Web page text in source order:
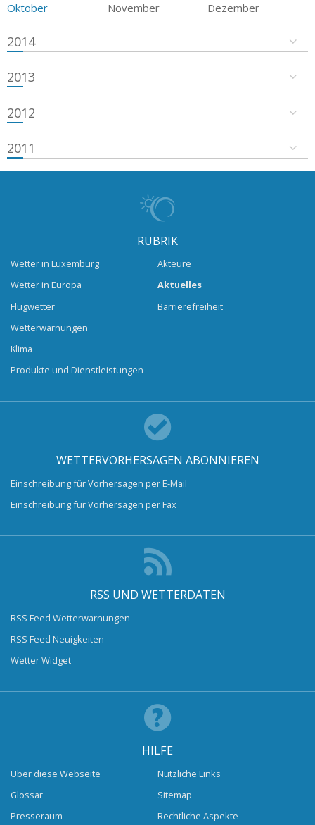
Oktober
November Dezember
2014
2013
2012
2011
RUBRIK
Wetter in Luxemburg
Wetter in Europa
Flugwetter
Wetterwarnungen
Klima
Produkte und Dienstleistungen
Akteure
Aktuelles
Barrierefreiheit
WETTERVORHERSAGEN ABONNIEREN
Einschreibung für Vorhersagen per E-Mail
Einschreibung für Vorhersagen per Fax
RSS UND WETTERDATEN
RSS Feed Wetterwarnungen
RSS Feed Neuigkeiten
Wetter Widget
HILFE
Über diese Webseite
Glossar
Presseraum
Nützliche Links
Sitemap
Rechtliche Aspekte